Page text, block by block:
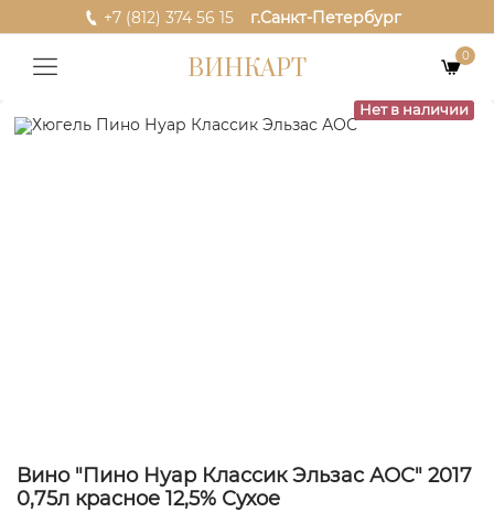
+7 (812) 374 56 15 г.Санкт-Петербург
ВИНКАРТ 0
Нет в наличии
Вино "Пино Нуар Классик Эльзас АОС" 2017
0,75л красное 12,5% Сухое